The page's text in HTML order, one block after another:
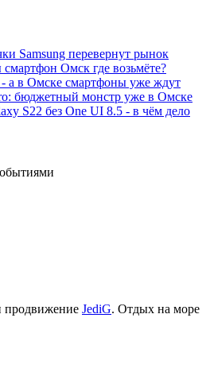
Samsung перевернут рынок
Омск где возьмёте?
а в Омске смартфоны уже ждут
бюджетный монстр уже в Омске
S22 без One UI 8.5 - в чём дело
продвижение JediG. Отдых на море